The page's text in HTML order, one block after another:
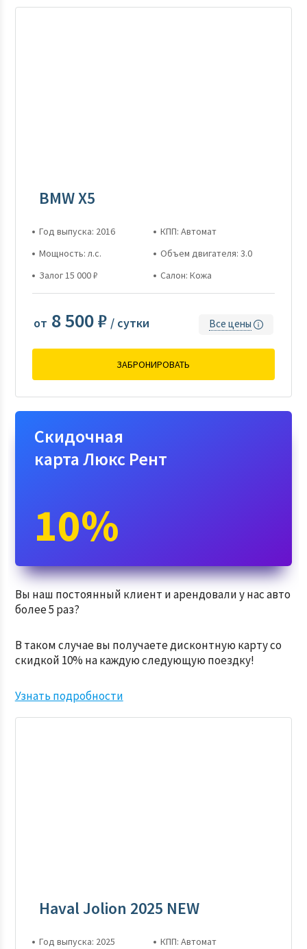
BMW X5
Год выпуска: 2016
КПП: Автомат
Мощность: л.с.
Объем двигателя: 3.0
Залог 15 000 ₽
Салон: Кожа
от 8 500 ₽ / сутки Все цены
ЗАБРОНИРОВАТЬ
Скидочная
карта Люкс Рент
10%
Вы наш постоянный клиент и арендовали у нас авто
более 5 раз?
В таком случае вы получаете дисконтную карту со
скидкой 10% на каждую следующую поездку!
Узнать подробности
Haval Jolion 2025 NEW
Год выпуска: 2025
КПП: Автомат